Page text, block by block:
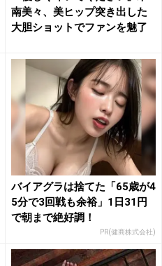
南美々、美ヒップ突き出した
大胆ショットでファンを魅了
バイアグラは捨てた「65歳が4
5分で3回戦も余裕」1日31円
で朝まで絶好調！
PR(健商株式会社)